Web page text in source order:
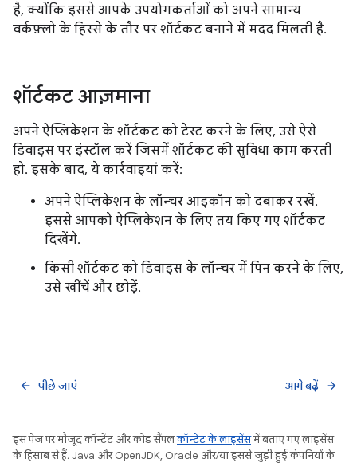
है, क्योंकि इससे आपके उपयोगकर्ताओं को अपने सामान्य
वर्कफ़्लो के हिस्से के तौर पर शॉर्टकट बनाने में मदद मिलती है.
शॉर्टकट आज़माना
अपने ऐप्लिकेशन के शॉर्टकट को टेस्ट करने के लिए, उसे ऐसे
डिवाइस पर इंस्टॉल करें जिसमें शॉर्टकट की सुविधा काम करती
हो. इसके बाद, ये कार्रवाइयां करें:
अपने ऐप्लिकेशन के लॉन्चर आइकॉन को दबाकर रखें.
इससे आपको ऐप्लिकेशन के लिए तय किए गए शॉर्टकट
दिखेंगे.
किसी शॉर्टकट को डिवाइस के लॉन्चर में पिन करने के लिए,
उसे खींचें और छोड़ें.
पीछे जाएं
arrow_back आगे बढ़ें arrow_forward
इस पेज पर मौजूद कॉन्टेंट और कोड सैंपलकॉन्टेंट के लाइसेंसमें बताए गए लाइसेंस
के हिसाब से हैं. Java और OpenJDK, Oracle और/या इससे जुड़ी हुई कंपनियों के